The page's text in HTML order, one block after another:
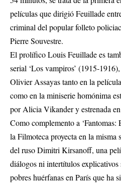
películas que dirigió Feuillade
criminal del popular folleto
Pierre Souvestre.
El prolífico Louis Feuillade es
serial ‘Los vampiros’ (1915-
Olivier Assayas tanto en la
como en la miniserie homónima
por Alicia Vikander y estrenada
Como complemento a ‘Fantomas:
la Filmoteca proyecta en la misma
del ruso Dimitri Kirsanoff, una
diálogos ni intertítulos
pobres huérfanas en París que ha